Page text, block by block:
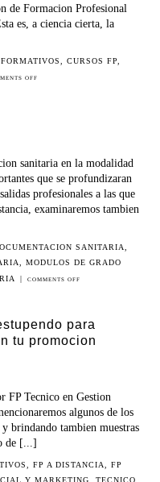
de Formacion Profesional
es, a ciencia cierta, la
,CURSOS FP
OFF
sanitaria en la modalidad
que se profundizaran
profesionales a las que
examinaremos tambien
SANITARIA
MODULOS DE GRADO
| COMMENTS OFF
para
tu promocion
FP Tecnico en Gestion
algunos de los
brindando tambien muestras
de [...]
, FP A DISTANCIA, FP
Y MARKETING TECNICO